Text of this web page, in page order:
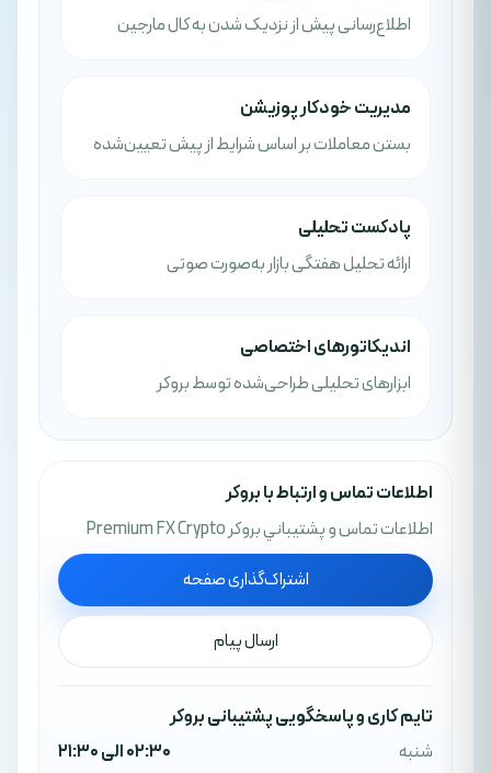
اطلاع‌رسانی پیش از نزدیک شدن به کال مارجین
مدیریت خودکار پوزیشن
بستن معاملات بر اساس شرایط از پیش تعیین‌شده
پادکست تحلیلی
ارائه تحلیل هفتگی بازار به‌صورت صوتی
اندیکاتورهای اختصاصی
ابزارهای تحلیلی طراحی‌شده توسط بروکر
اطلاعات تماس و ارتباط با بروکر
اطلاعات تماس و پشتيباني بروکر Premium FX Crypto
اشتراک‌گذاری صفحه
ارسال پیام
تایم کاری و پاسخگویی پشتیبانی بروکر
شنبه
02:30 الی 21:30